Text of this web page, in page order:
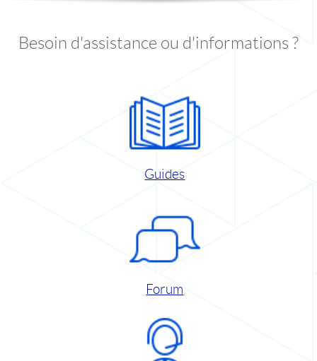
Besoin d'assistance ou d'informations ?
Guides
Forum